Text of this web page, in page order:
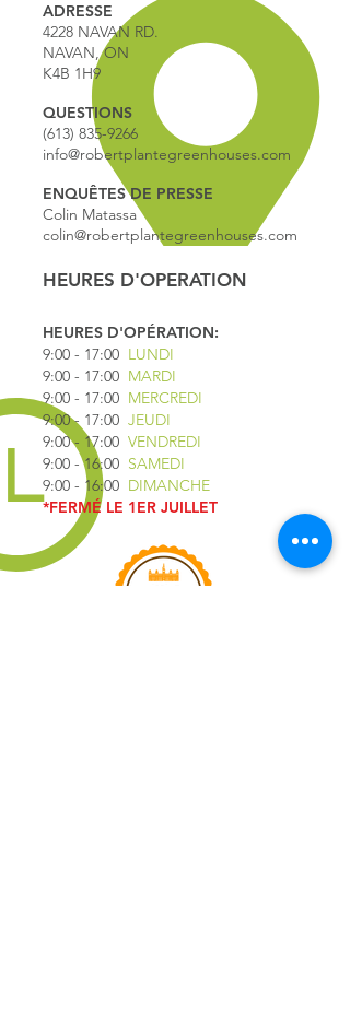
ADRESSE
4228 NAVAN RD.
NAVAN, ON
K4B 1H9
QUESTIONS
(613) 835-9266
info@robertplantegreenhouses.com
ENQUÊTES DE PRESSE
Colin Matassa
colin@robertplantegreenhouses.com
HEURES D'OPERATION
HEURES D'OPÉRATION:
9:00 - 17:00 LUNDI
9:00 - 17:00 MARDI
9:00 - 17:00 MERCREDI
9:00 - 17:00 JEUDI
9:00 - 17:00 VENDREDI
9:00 - 16:00 SAMEDI
9:00 - 16:00 DIMANCHE
*FERMÉ LE 1ER JUILLET